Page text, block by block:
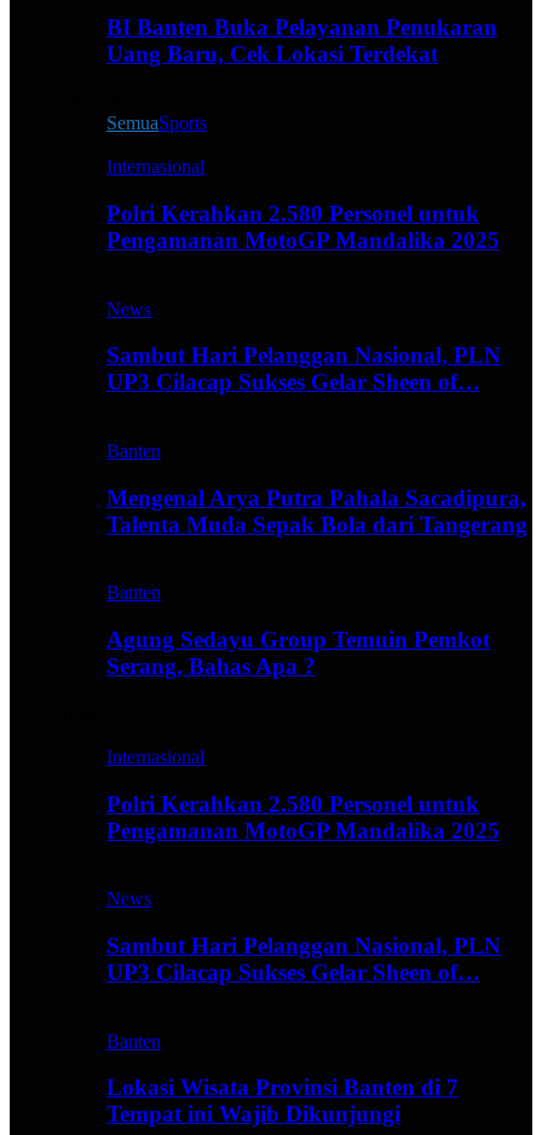
BI Banten Buka Pelayanan Penukaran
Uang Baru, Cek Lokasi Terdekat
SemuaSports
Internasional
Polri Kerahkan 2.580 Personel untuk
Pengamanan MotoGP Mandalika 2025
News
Sambut Hari Pelanggan Nasional, PLN
UP3 Cilacap Sukses Gelar Sheen of…
Banten
Mengenal Arya Putra Pahala Sacadipura,
Talenta Muda Sepak Bola dari Tangerang
Banten
Agung Sedayu Group Temuin Pemkot
Serang, Bahas Apa ?
Internasional
Polri Kerahkan 2.580 Personel untuk
Pengamanan MotoGP Mandalika 2025
News
Sambut Hari Pelanggan Nasional, PLN
UP3 Cilacap Sukses Gelar Sheen of…
Banten
Lokasi Wisata Provinsi Banten di 7
Tempat ini Wajib Dikunjungi